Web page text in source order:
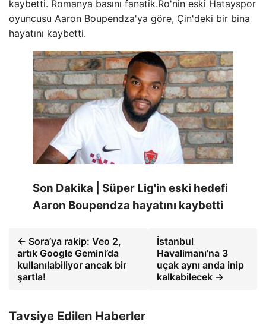
kaybetti. Romanya basını fanatik.Ro'nin eski Hatayspor
oyuncusu Aaron Boupendza'ya göre, Çin'deki bir bina
hayatını kaybetti.
Son Dakika | Süper Lig'in eski hedefi
Aaron Boupendza hayatını kaybetti
← Sora’ya rakip: Veo 2,
artık Google Gemini’da
kullanılabiliyor ancak bir
şartla!
İstanbul
Havalimanı’na 3
uçak aynı anda inip
kalkabilecek →
Tavsiye Edilen Haberler